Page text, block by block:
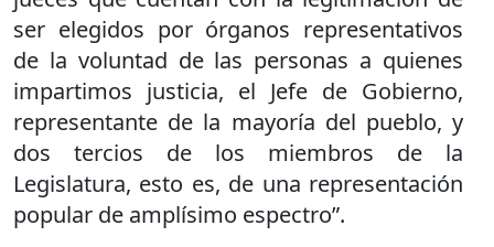
ser elegidos por órganos representativos
de la voluntad de las personas a quienes
impartimos justicia, el Jefe de Gobierno,
representante de la mayoría del pueblo, y
dos tercios de los miembros de la
Legislatura, esto es, de una representación
popular de amplísimo espectro”.